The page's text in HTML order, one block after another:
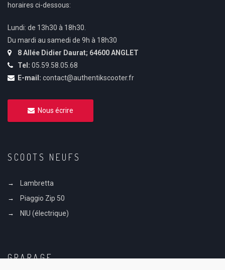
horaires ci-dessous:
Lundi: de 13h30 à 18h30.
Du mardi au samedi de 9h à 18h30
8 Allée Didier Daurat; 64600 ANGLET
Tel: 05.59.58.05.68
E-mail: contact@authentikscooter.fr
Nous écrire
SCOOTS NEUFS
Lambretta
Piaggio Zip 50
NIU (électrique)
GRARAGE